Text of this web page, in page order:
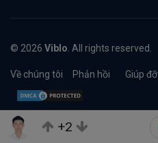
+2
© 2026 Viblo . All rights reserved.
Về chúng tôi Phản hồi Giúp đỡ